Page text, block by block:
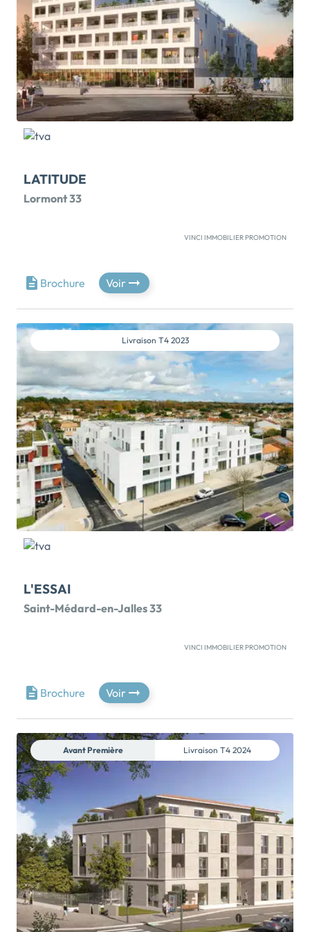
Bordeaux. Sa centralité permet une accessibilité au
centre historique et à la gare Saint Jean en quelques
minutes seulement. BORDORIVA, séduit par ses
lignes architecturales très singulières et s'intègre
harmonieusement dans son quartier. Les façades se
parent de pierres blondes et de céramique soulignées
par une skyline verte. La ligne végétale de
BORDORIVA s'illustre également par d'insolites
jardins-pyramides […] Voir le programme immobilier
LATITUDE
Lormont 33
VINCI IMMOBILIER PROMOTION
situe proche des écoles et des commerces. Au milieu
d’une nature à partager. Le Tram A, à quelques
minutes à pied, vous emmène rapidement dans
Bordeaux.La résidence présente 84 logements avec
parking sécurisé en rez-de-chaussée.La dernière
place disponible, proche de l’entrée du parking, est
couverte. Elle vous offre […] Voir le programme
immobilier neuf >>
Brochure Voir
Livraison T4 2023
L'ESSAI
Saint-Médard-en-Jalles 33
VINCI IMMOBILIER PROMOTION
propose des locaux commerciaux.Situés sur l’avenue
Montaigne, à seulement 800 m de l’hypercentre, ils
bénéficient d’une excellente visibilité et d’un accès
facilité par l'arrêt de bus express "Montaigne" au pied
du bâtiment.Les deux places de stationnement
allouées à chaque commerce renforcent leur
attractivité, garantissant une expérience fluide et
agréable […] Voir le programme immobilier neuf >>
Brochure Voir
Avant Première Livraison T4 2024